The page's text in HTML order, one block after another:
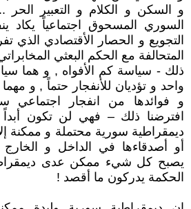
و السكن و الكلام و التعبير
السوري المسحوق اجتماعياً يكاد
التجويع و الحصار الأقتصادي الذي
المتحالفة مع الحكم البعثي
ذلك - سياسة كم الأفواه , و هما
واحد و تؤديان للأنفجار حتماً , و
و فوائدها من انفجار اجتماعي
افترضنا ذلك – فهي لن تكون
ديمقراطية سورية محتملة و ممكنة
أو أصدقاءها في الداخل و
يصبح كل شيء ممكن عدى
الحكمة يدركون ما أقصد !